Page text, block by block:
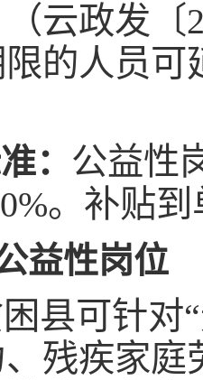
云政发〔
的人员
： 公益性
。补贴到
益性岗位
县可针对
残疾家庭